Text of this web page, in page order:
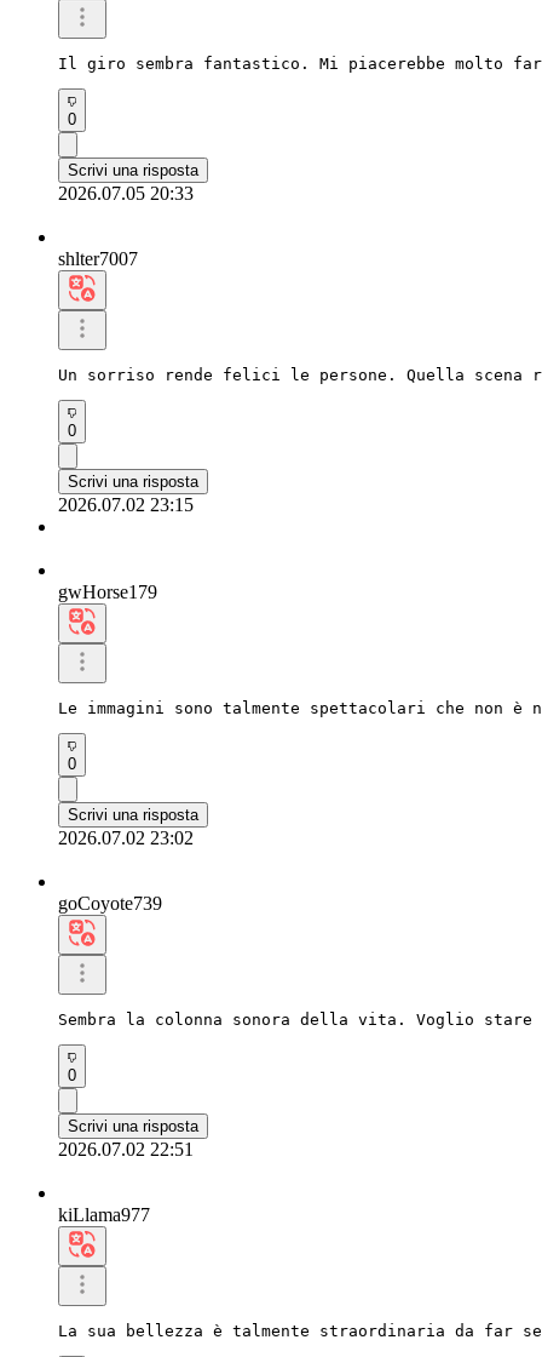
Il giro sembra fantastico. Mi piacerebbe molto
0
Scrivi una risposta
2026.07.05 20:33
shlter7007
Un sorriso rende felici le persone. Quella scena
0
Scrivi una risposta
2026.07.02 23:15
gwHorse179
Le immagini sono talmente spettacolari che non è
0
Scrivi una risposta
2026.07.02 23:02
goCoyote739
Sembra la colonna sonora della vita. Voglio stare
0
Scrivi una risposta
2026.07.02 22:51
kiLlama977
La sua bellezza è talmente straordinaria da far